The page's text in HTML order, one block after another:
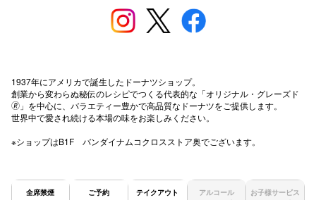
1937年にアメリカで誕生したドーナツショップ。
創業から変わらぬ秘伝のレシピでつくる代表的な「オリジナル・グレーズド
🄬」を中心に、バラエティー豊かで高品質なドーナツをご提供します。
世界中で愛され続ける本場の味をお楽しみください。
※ショップはB1F バンダイナムコクロスストア奥でございます。
全席禁煙 ご予約 テイクアウト アルコール お子様サービス
キャナルシ